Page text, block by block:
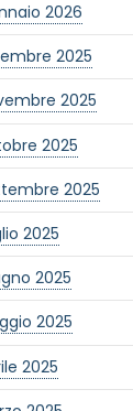
2026
2025
2025
2025
2025
2025
2025
2025
2025